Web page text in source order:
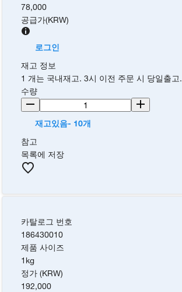
78,000
공급가(KRW)
로그인
재고 정보
1 개는 국내재고. 3시 이전 주문 시 당일출고.
수량
재고있음- 10개
참고
목록에 저장
카탈로그 번호
186430010
제품 사이즈
1kg
정가 (KRW)
192,000